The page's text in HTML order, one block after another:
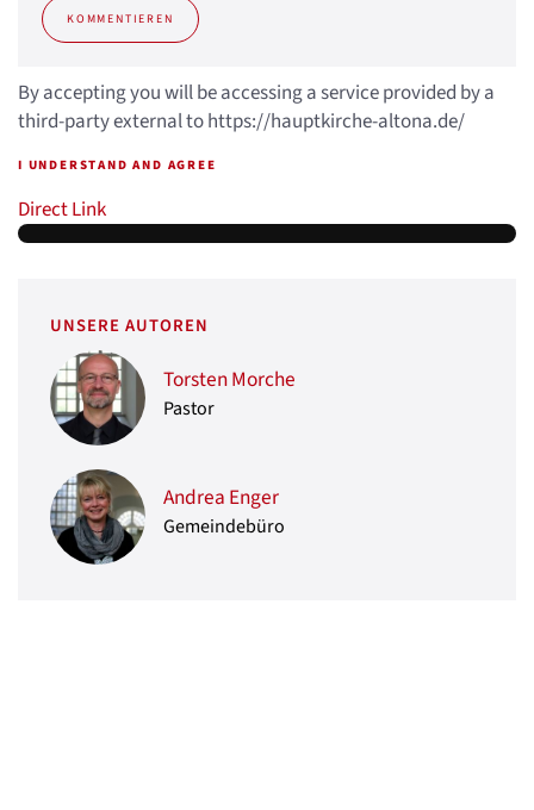
KOMMENTIEREN
By accepting you will be accessing a service provided by a
third-party external to https://hauptkirche-altona.de/
I UNDERSTAND AND AGREE
Direct Link
UNSERE AUTOREN
Torsten Morche
Pastor
Andrea Enger
Gemeindebüro